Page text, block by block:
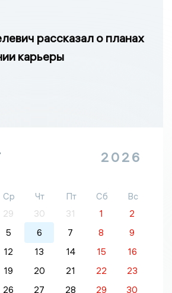
рассказал о планах
карьеры
2026
Ср Чт Пт Сб
Вс
29 30 31 1
2
5 6 7 8
9
12 13 14 15
16
19 20 21 22
23
26 27 28 29 30